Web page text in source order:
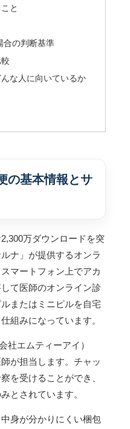
と
合の判断基準
な人に向いているか
の基本情報とサ
万ダウンロードを突
ナ」が提供するオンラ
マートフォン上でアカ
て医師のオンライン診
またはミニピルを自宅
組みになっています。
社エムティーアイ）
が担当します。チャッ
を受けることができ、
とされています。
身が分かりにくい梱包